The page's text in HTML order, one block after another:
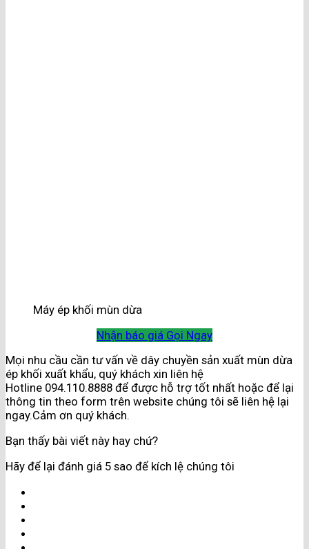
Máy ép khối mùn dừa
Nhận báo giá Gọi Ngay
Mọi nhu cầu cần tư vấn về dây chuyền sản xuất mùn dừa
ép khối xuất khẩu, quý khách xin liên hệ
Hotline 094.110.8888 để được hỗ trợ tốt nhất hoặc để lại
thông tin theo form trên website chúng tôi sẽ liên hệ lại
ngay.Cảm ơn quý khách.
Bạn thấy bài viết này hay chứ?
Hãy để lại đánh giá 5 sao để kích lệ chúng tôi